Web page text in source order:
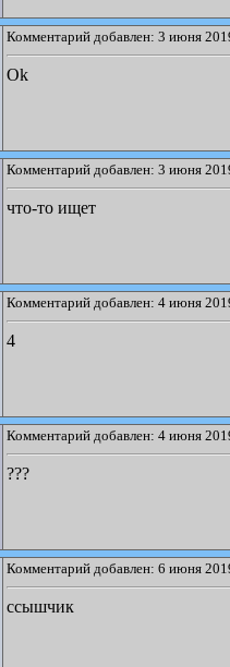
Комментарий добавлен: 3 июня
Ok
Комментарий добавлен: 3 июня
что-то ищет
Комментарий добавлен: 4 июня
4
Комментарий добавлен: 4 июня
???
Комментарий добавлен: 6 июня
ссышчик